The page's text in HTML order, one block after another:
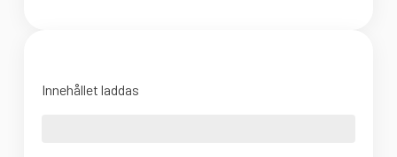
Innehållet laddas